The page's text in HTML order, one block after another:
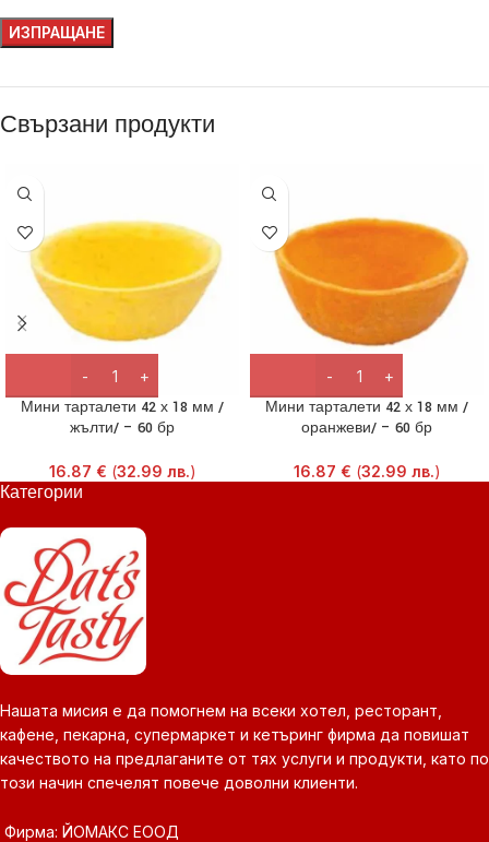
Свързани продукти
Мини тарталети 42 х 18 мм /
жълти/ – 60 бр
16.87 € (32.99 лв.)
Мини тарталети 42 х 18 мм /
оранжеви/ – 60 бр
16.87 € (32.99 лв.)
Категории
Нашата мисия е да помогнем на всеки хотел, ресторант,
кафене, пекарна, супермаркет и кетъринг фирма да повишат
качеството на предлаганите от тях услуги и продукти, като по
този начин спечелят повече доволни клиенти.
Фирма: ЙОМАКС ЕООД